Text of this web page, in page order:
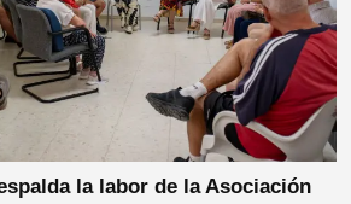
la labor de la Asociación